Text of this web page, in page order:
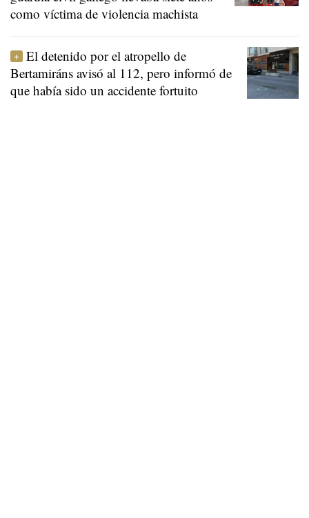
como víctima de violencia machista
El detenido por el atropello de
Bertamiráns avisó al 112, pero informó de
que había sido un accidente fortuito